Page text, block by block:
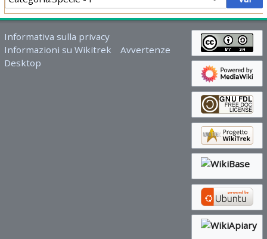
Informativa sulla privacy
Informazioni su Wikitrek
Avvertenze
Desktop